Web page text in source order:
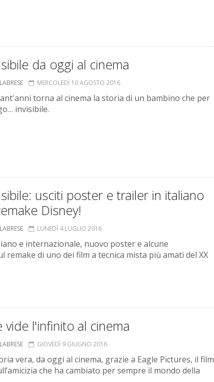
da oggi al cinema
MERCOLEDÌ 10 AGOSTO 2016
torna al cinema la storia di un bambino che per
invisibile.
usciti poster e trailer in italiano
Disney!
LUNEDÌ 4 LUGLIO 2016
e internazionale, nuovo poster e alcune
remake di uno dei film a tecnica mista più amati del XX
vide l'infinito al cinema
GIOVEDÌ 9 GIUGNO 2016
vera, da oggi al cinema, grazie a Eagle Pictures, il film
che ha cambiato per sempre il mondo della